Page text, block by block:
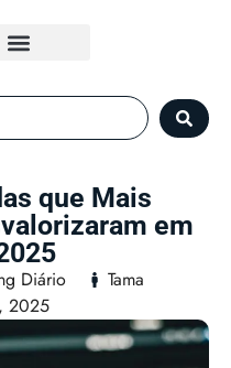
que Mais
em
Diário
Tama
2025